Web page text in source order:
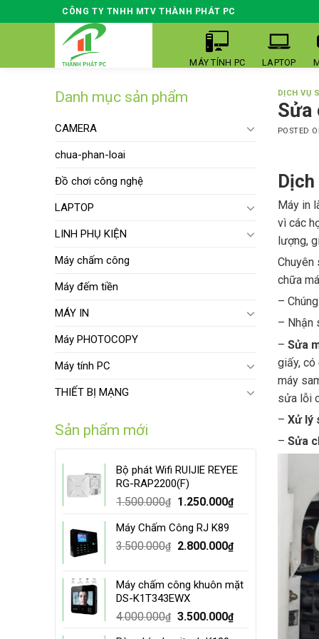
to
CÔNG TY TNHH MTV THÀNH PHÁT PC
MÁY TÍNH PC LAPTOP
Danh mục sản phẩm
CAMERA
chua-phan-loai
Đồ chơi công nghệ
LAPTOP
LINH PHỤ KIỆN
Máy chấm công
Máy đếm tiền
MÁY IN
Máy PHOTOCOPY
Máy tính PC
THIẾT BỊ MẠNG
Sản phẩm mới
Bộ phát Wifi RUIJIE REYEE
RG-RAP2200(F)
1.500.000₫
Original
was:
1.500.000₫.
1.250.000₫Current
1.250.000₫.
Máy Chấm Công RJ K89
3.500.000₫
Original
3.500.000₫.
2.800.000₫Current
2.800.000₫.
Máy chấm công khuôn mặt
DS-K1T343EWX
4.000.000₫ Original
3.500.000₫Current
DỊCH VỤ
Sửa
POSTED
Máy in
vì các
lượng,
Chuyên
chữa
–
– Nhận
– Sửa
giấy, có
máy
sửa lỗi
– Xử lý
– Sửa